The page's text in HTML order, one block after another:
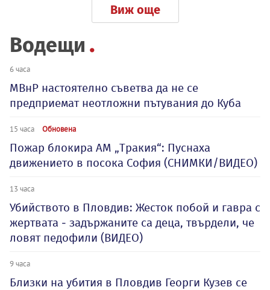
Виж още
Водещи
6 часа
МВнР настоятелно съветва да не се
предприемат неотложни пътувания до Куба
15 часа Обновена
Пожар блокира АМ „Тракия“: Пуснаха
движението в посока София (СНИМКИ/ВИДЕО)
13 часа
Убийството в Пловдив: Жесток побой и гавра с
жертвата - задържаните са деца, твърдели, че
ловят педофили (ВИДЕО)
9 часа
Близки на убития в Пловдив Георги Кузев се